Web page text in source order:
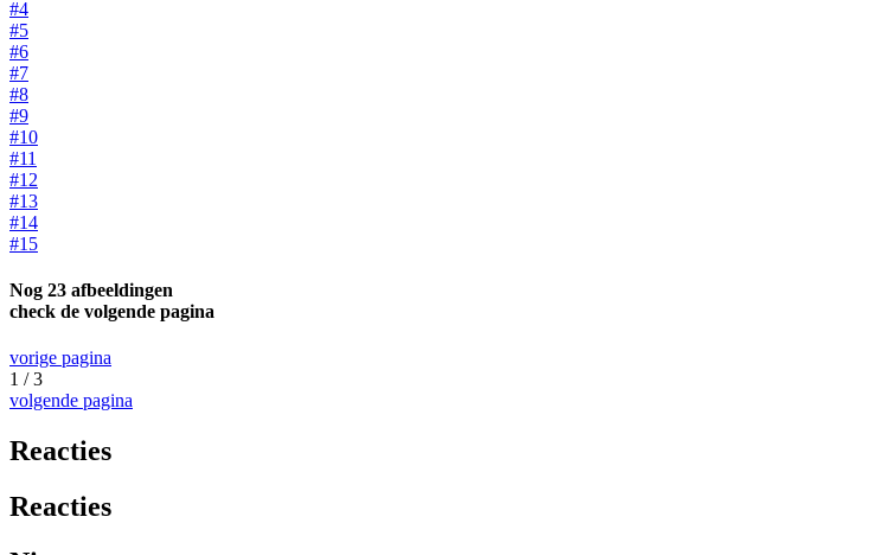
#4
#5
#6
#7
#8
#9
#10
#11
#12
#13
#14
#15
Nog 23 afbeeldingen
check de volgende pagina
vorige pagina
1 / 3
volgende pagina
Reacties
Reacties